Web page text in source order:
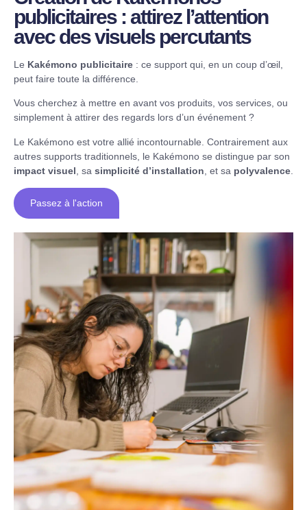
publicitaires : attirez l’attention
avec des visuels percutants
Le Kakémono publicitaire : ce support qui, en un coup d’œil,
peut faire toute la différence.
Vous cherchez à mettre en avant vos produits, vos services, ou
simplement à attirer des regards lors d’un événement ?
Le Kakémono est votre allié incontournable. Contrairement aux
autres supports traditionnels, le Kakémono se distingue par son
impact visuel , sa simplicité d’installation , et sa polyvalence
Passez à l'action